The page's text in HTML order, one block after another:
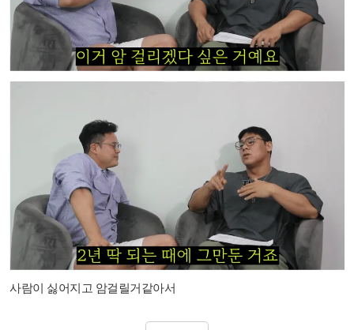
사람이 싫어지고 암걸릴거같아서